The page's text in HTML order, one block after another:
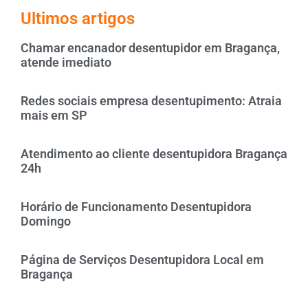
Ultimos artigos
Chamar encanador desentupidor em Bragança,
atende imediato
Redes sociais empresa desentupimento: Atraia
mais em SP
Atendimento ao cliente desentupidora Bragança
24h
Horário de Funcionamento Desentupidora
Domingo
Página de Serviços Desentupidora Local em
Bragança